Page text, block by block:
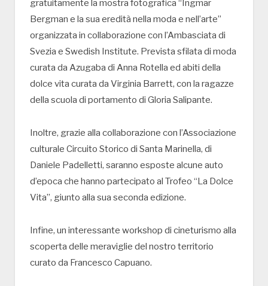
gratuitamente la mostra fotografica “Ingmar
Bergman e la sua eredità nella moda e nell’arte”
organizzata in collaborazione con l’Ambasciata di
Svezia e Swedish Institute. Prevista sfilata di moda
curata da Azugaba di Anna Rotella ed abiti della
dolce vita curata da Virginia Barrett, con la ragazze
della scuola di portamento di Gloria Salipante.
Inoltre, grazie alla collaborazione con l’Associazione
culturale Circuito Storico di Santa Marinella, di
Daniele Padelletti, saranno esposte alcune auto
d’epoca che hanno partecipato al Trofeo “La Dolce
Vita”, giunto alla sua seconda edizione.
Infine, un interessante workshop di cineturismo alla
scoperta delle meraviglie del nostro territorio
curato da Francesco Capuano.